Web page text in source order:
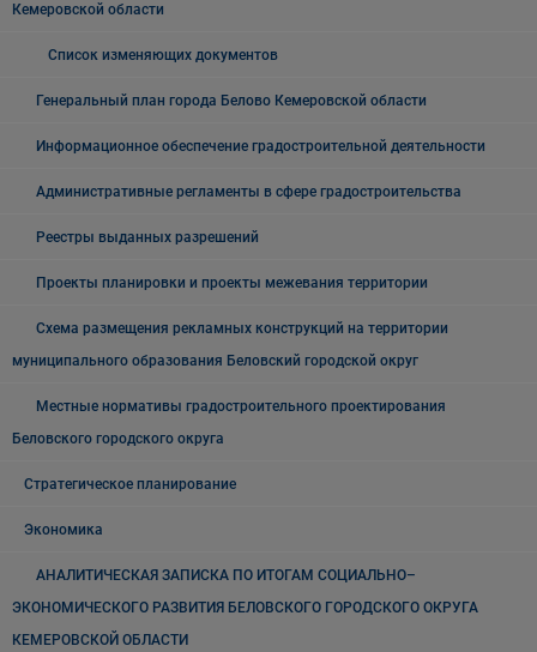
Кемеровской области
Список изменяющих документов
Генеральный план города Белово Кемеровской области
Информационное обеспечение градостроительной деятельности
Административные регламенты в сфере градостроительства
Реестры выданных разрешений
Проекты планировки и проекты межевания территории
Схема размещения рекламных конструкций на территории
муниципального образования Беловский городской округ
Местные нормативы градостроительного проектирования
Беловского городского округа
Стратегическое планирование
Экономика
АНАЛИТИЧЕСКАЯ ЗАПИСКА ПО ИТОГАМ СОЦИАЛЬНО–
ЭКОНОМИЧЕСКОГО РАЗВИТИЯ БЕЛОВСКОГО ГОРОДСКОГО ОКРУГА
КЕМЕРОВСКОЙ ОБЛАСТИ